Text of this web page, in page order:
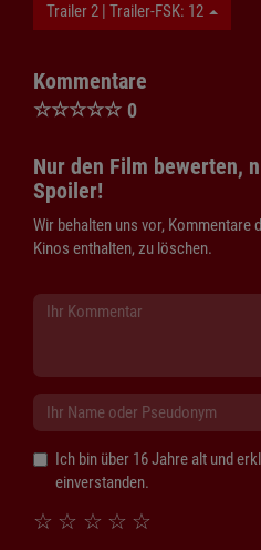
Trailer 2 | Trailer-FSK: 12
Kommentare
☆☆☆☆☆ 0
Nur den Film bewerten,
Spoiler!
Wir behalten uns vor, Kommentare
Kinos enthalten, zu löschen.
Ich bin über 16 Jahre alt und
einverstanden.
☆
☆
☆
☆
☆